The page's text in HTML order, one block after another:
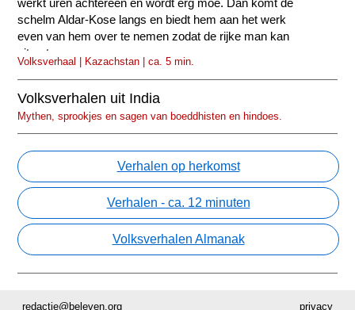
werkt uren achtereen en wordt erg moe. Dan komt de
schelm Aldar-Kose langs en biedt hem aan het werk
even van hem over te nemen zodat de rijke man kan
uitrusten.
Volksverhaal | Kazachstan | ca. 5 min.
Volksverhalen uit India
Mythen, sprookjes en sagen van boeddhisten en hindoes.
Verhalen op herkomst
Verhalen - ca. 12 minuten
Volksverhalen Almanak
privacy
redactie@beleven.org